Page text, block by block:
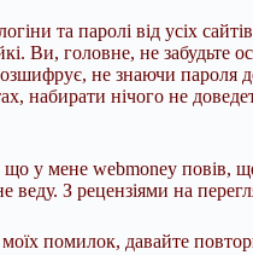
та паролі від усіх
Ви, головне, не
не знаючи пароля
набирати нічого не
що у мене webmoney повів,
веду. З рецензіями на
помилок, давайте